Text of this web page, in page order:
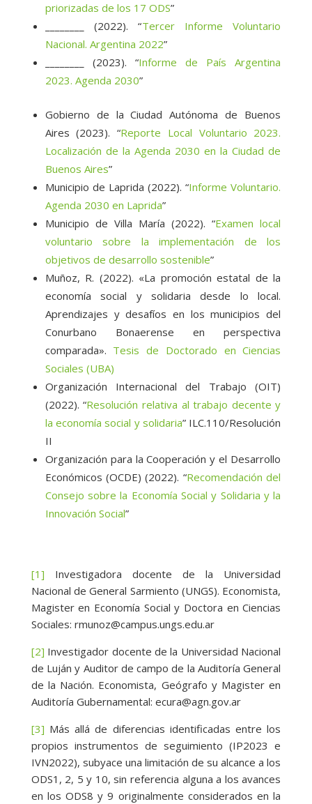
priorizadas de los 17 ODS”
________ (2022). “Tercer Informe Voluntario
Nacional. Argentina 2022”
________ (2023). “Informe de País Argentina
2023. Agenda 2030”
Gobierno de la Ciudad Autónoma de Buenos
Aires (2023). “Reporte Local Voluntario 2023.
Localización de la Agenda 2030 en la Ciudad de
Buenos Aires”
Municipio de Laprida (2022). “Informe Voluntario.
Agenda 2030 en Laprida”
Municipio de Villa María (2022). “Examen local
voluntario sobre la implementación de los
objetivos de desarrollo sostenible”
Muñoz, R. (2022). «La promoción estatal de la
economía social y solidaria desde lo local.
Aprendizajes y desafíos en los municipios del
Conurbano Bonaerense en perspectiva
comparada». Tesis de Doctorado en Ciencias
Sociales (UBA)
Organización Internacional del Trabajo (OIT)
(2022). “Resolución relativa al trabajo decente y
la economía social y solidaria” ILC.110/Resolución
II
Organización para la Cooperación y el Desarrollo
Económicos (OCDE) (2022). “Recomendación del
Consejo sobre la Economía Social y Solidaria y la
Innovación Social”
[1] Investigadora docente de la Universidad
Nacional de General Sarmiento (UNGS). Economista,
Magister en Economía Social y Doctora en Ciencias
Sociales: rmunoz@campus.ungs.edu.ar
[2] Investigador docente de la Universidad Nacional
de Luján y Auditor de campo de la Auditoría General
de la Nación. Economista, Geógrafo y Magister en
Auditoría Gubernamental: ecura@agn.gov.ar
[3] Más allá de diferencias identificadas entre los
propios instrumentos de seguimiento (IP2023 e
IVN2022), subyace una limitación de su alcance a los
ODS1, 2, 5 y 10, sin referencia alguna a los avances
en los ODS8 y 9 originalmente considerados en la